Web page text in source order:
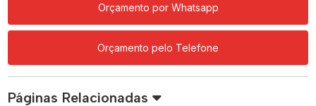
Orçamento por Whatsapp
Orçamento pelo Telefone
Páginas Relacionadas